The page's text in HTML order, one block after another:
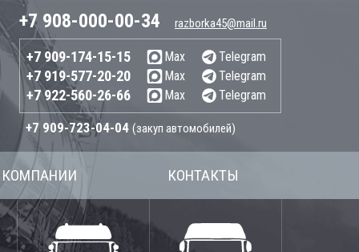
+7 908-000-00-34 razborka45@mail.ru
+7 909-174-15-15 Max Telegram
+7 919-577-20-20 Max Telegram
+7 922-560-26-66 Max Telegram
+7 909-723-04-04 (закуп автомобилей)
КОМПАНИИ КОНТАКТЫ